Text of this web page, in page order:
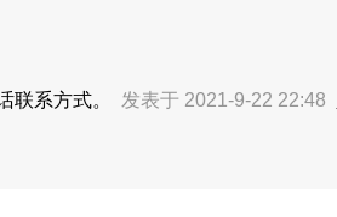
联系方式。 发表于 2021-9-22 22:48